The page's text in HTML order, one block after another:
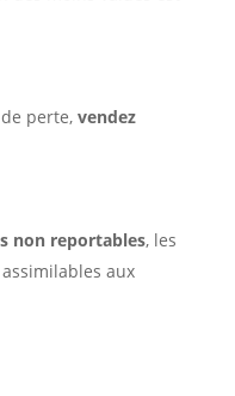
perte, vendez
non reportables, les
aux